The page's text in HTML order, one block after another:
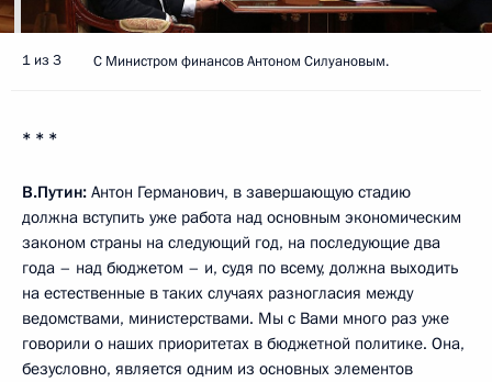
1 из 3 С Министром финансов Антоном Силуановым.
* * *
В.Путин: Антон Германович, в завершающую стадию
должна вступить уже работа над основным экономическим
законом страны на следующий год, на последующие два
года – над бюджетом – и, судя по всему, должна выходить
на естественные в таких случаях разногласия между
ведомствами, министерствами. Мы с Вами много раз уже
говорили о наших приоритетах в бюджетной политике. Она,
безусловно, является одним из основных элементов